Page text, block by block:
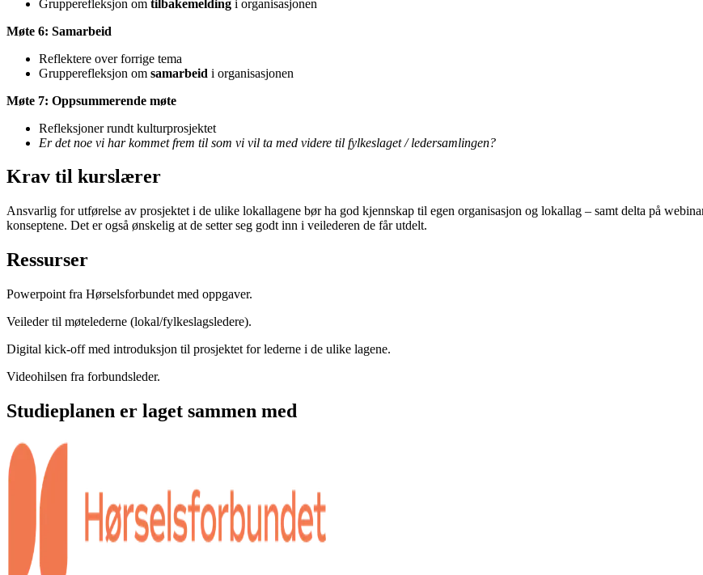
Grupperefleksjon om tilbakemelding i organisasjonen
Møte 6: Samarbeid
Reflektere over forrige tema
Grupperefleksjon om samarbeid i organisasjonen
Møte 7: Oppsummerende møte
Refleksjoner rundt kulturprosjektet
Er det noe vi har kommet frem til som vi vil ta med videre til fylkeslaget / ledersamlingen?
Krav til kurslærer
Ansvarlig for utførelse av prosjektet i de ulike lokallagene bør ha god kjennskap til egen organisasjon og lokallag – samt delta på
konseptene. Det er også ønskelig at de setter seg godt inn i veilederen de får utdelt.
Ressurser
Powerpoint fra Hørselsforbundet med oppgaver.
Veileder til møtelederne (lokal/fylkeslagsledere).
Digital kick-off med introduksjon til prosjektet for lederne i de ulike lagene.
Videohilsen fra forbundsleder.
Studieplanen er laget sammen med